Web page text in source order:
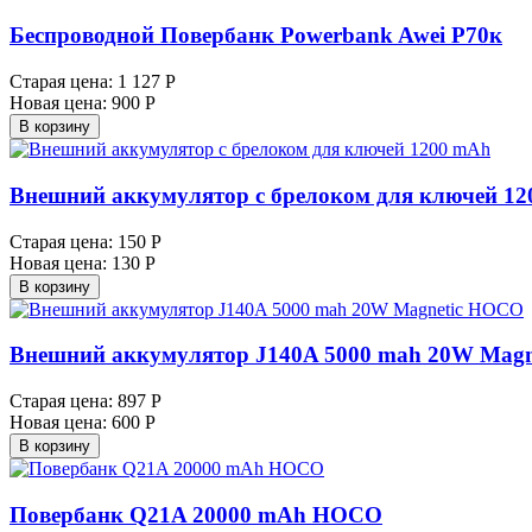
Беспроводной Повербанк Powerbank Awei Р70к
Старая цена: 1 127 Р
Новая цена: 900 Р
В корзину
Внешний аккумулятор с брелоком для ключей
Старая цена: 150 Р
Новая цена: 130 Р
В корзину
Внешний аккумулятор J140A 5000 mah 20W
Старая цена: 897 Р
Новая цена: 600 Р
В корзину
Повербанк Q21A 20000 mAh HOCO